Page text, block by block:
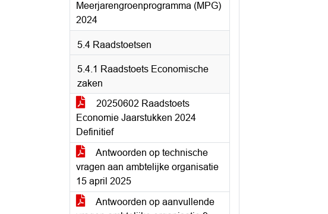
Meerjarengroenprogramma (MPG)
2024
5.4 Raadstoetsen
5.4.1 Raadstoets Economische
zaken
20250602 Raadstoets
Economie Jaarstukken 2024
Definitief
Antwoorden op technische
vragen aan ambtelijke organisatie
15 april 2025
Antwoorden op aanvullende